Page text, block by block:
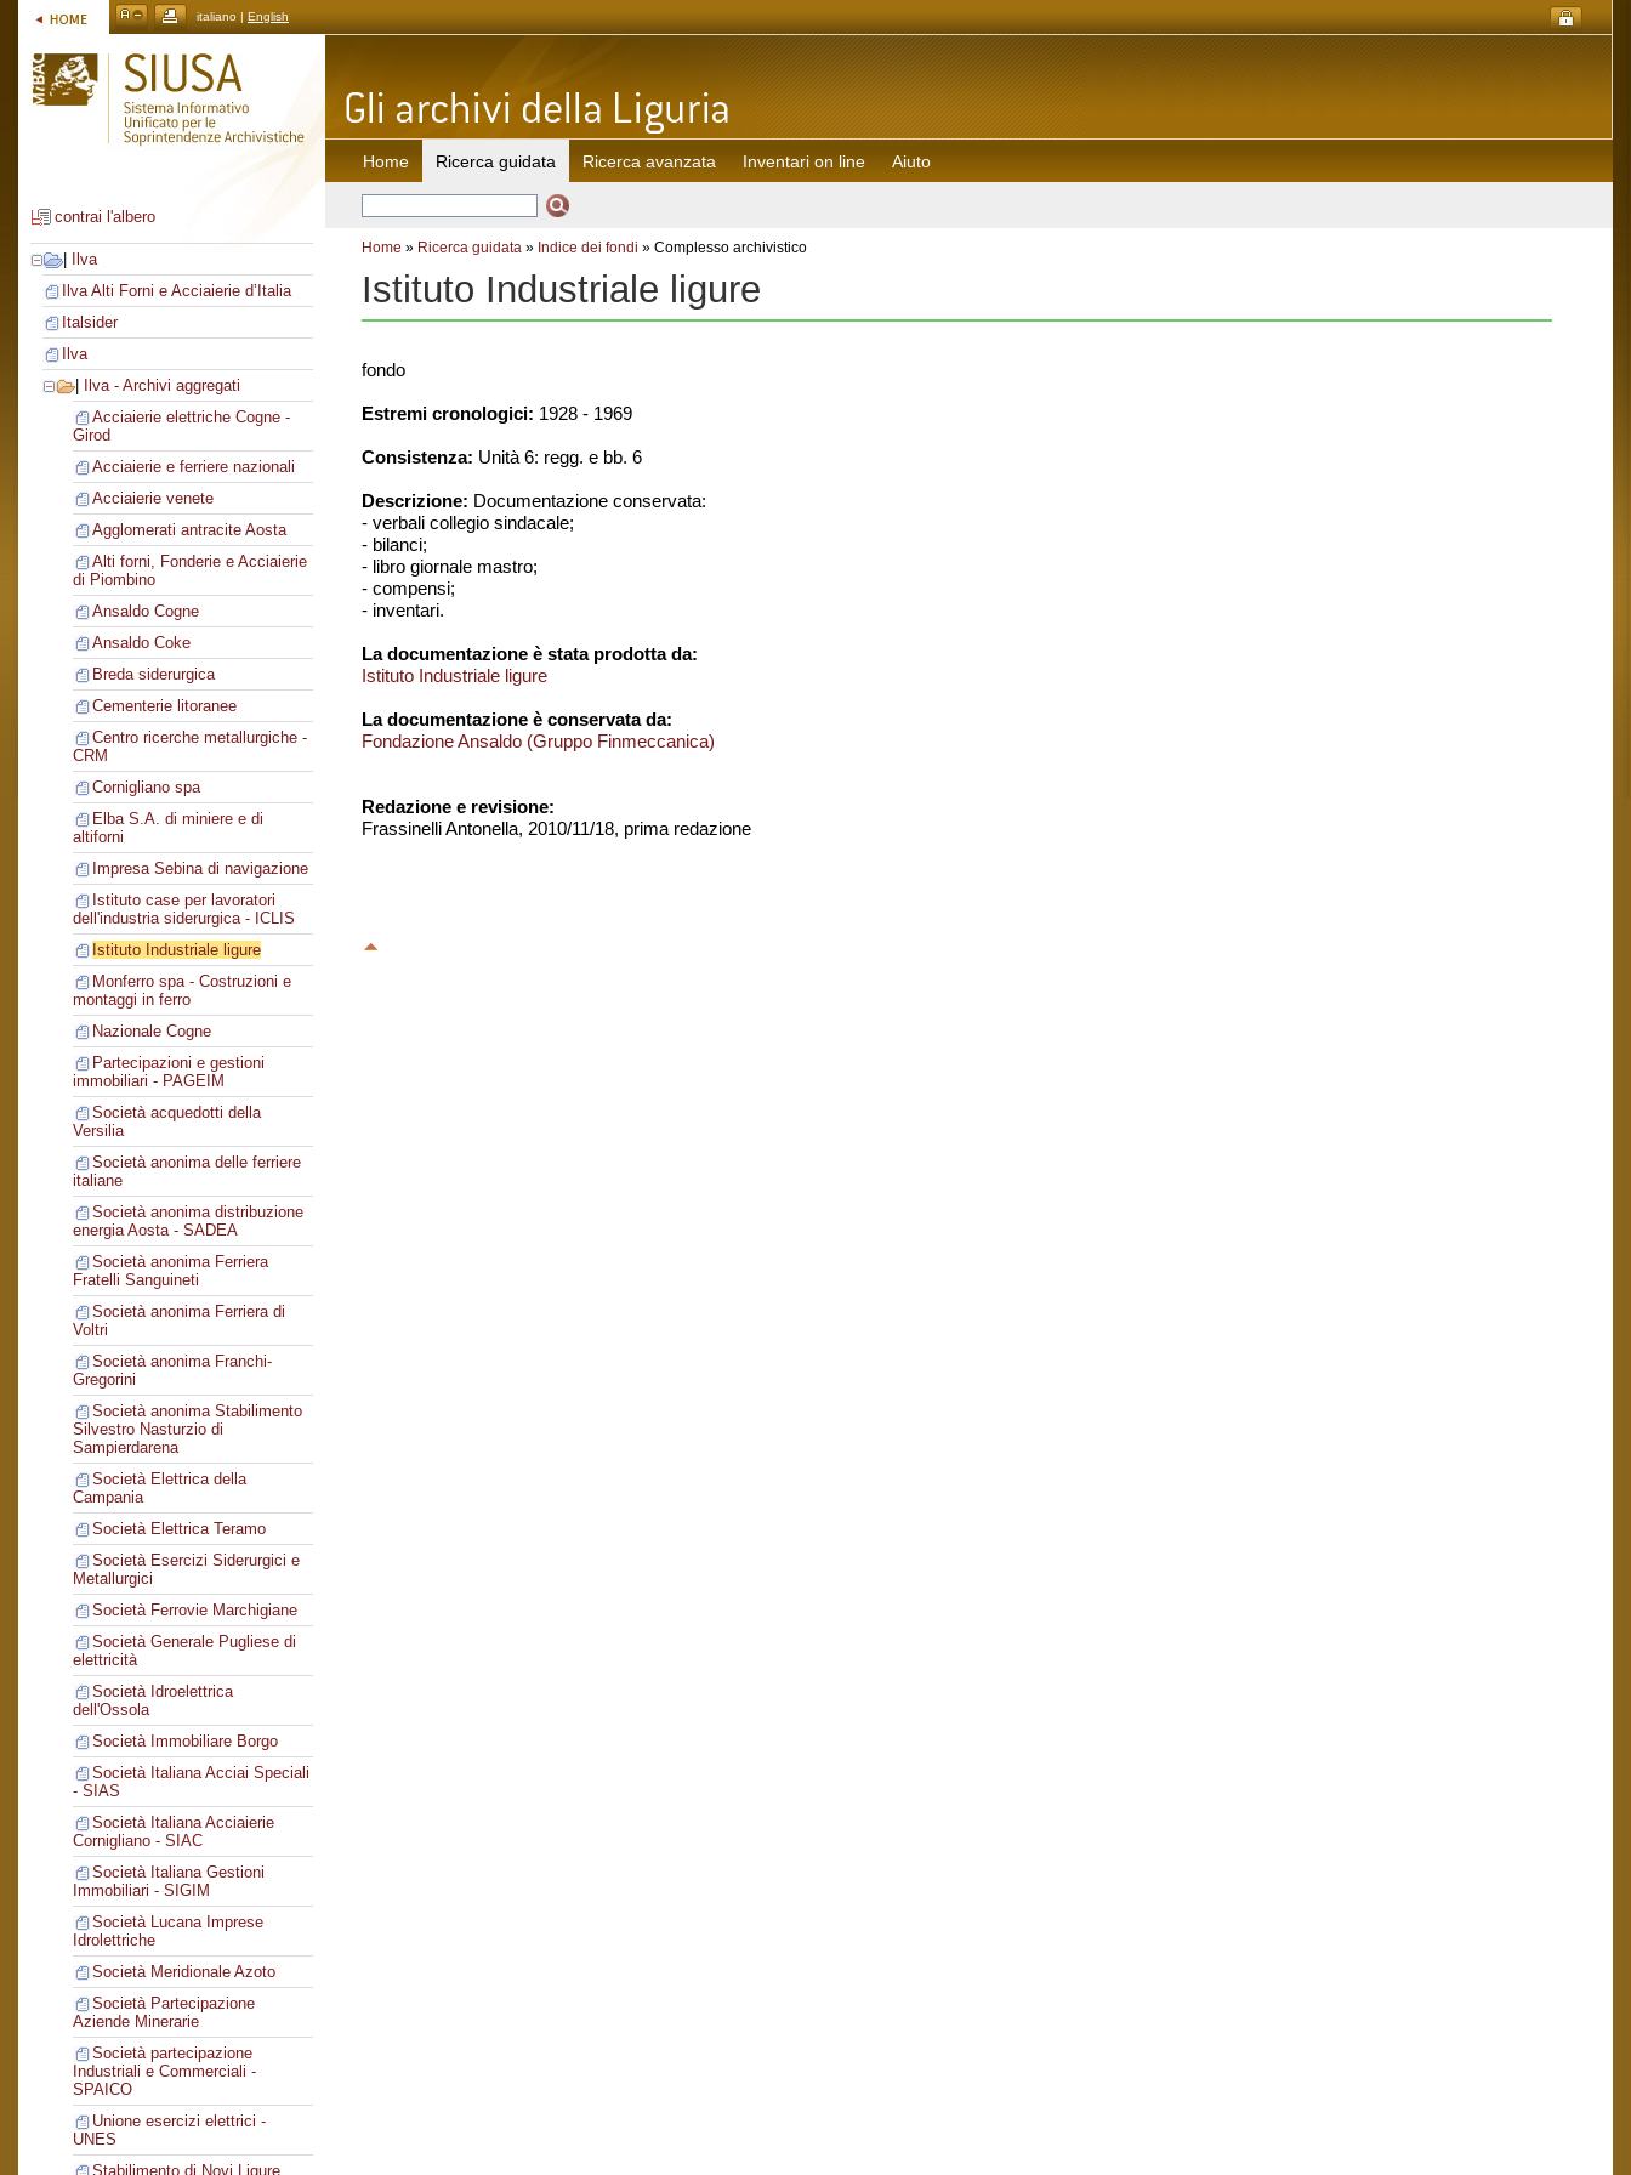
italiano | English
contrai l'albero
Ilva
Ilva Alti Forni e Acciaierie d’Italia
Italsider
Ilva
Ilva - Archivi aggregati
Acciaierie elettriche Cogne -
Girod
Acciaierie e ferriere nazionali
Acciaierie venete
Agglomerati antracite Aosta
Alti forni, Fonderie e Acciaierie
di Piombino
Ansaldo Cogne
Ansaldo Coke
Breda siderurgica
Cementerie litoranee
Centro ricerche metallurgiche -
CRM
Cornigliano spa
Elba S.A. di miniere e di
altiforni
Impresa Sebina di navigazione
Istituto case per lavoratori
dell'industria siderurgica - ICLIS
Istituto Industriale ligure
Monferro spa - Costruzioni e
montaggi in ferro
Nazionale Cogne
Partecipazioni e gestioni
immobiliari - PAGEIM
Società acquedotti della
Versilia
Società anonima delle ferriere
italiane
Società anonima distribuzione
energia Aosta - SADEA
Società anonima Ferriera
Fratelli Sanguineti
Società anonima Ferriera di
Voltri
Società anonima Franchi-
Gregorini
Società anonima Stabilimento
Silvestro Nasturzio di
Sampierdarena
Società Elettrica della
Campania
Società Elettrica Teramo
Società Esercizi Siderurgici e
Metallurgici
Società Ferrovie Marchigiane
Società Generale Pugliese di
elettricità
Società Idroelettrica
dell'Ossola
Società Immobiliare Borgo
Società Italiana Acciai Speciali
- SIAS
Società Italiana Acciaierie
Cornigliano - SIAC
Società Italiana Gestioni
Immobiliari - SIGIM
Società Lucana Imprese
Idrolettriche
Società Meridionale Azoto
Società Partecipazione
Aziende Minerarie
Società partecipazione
Industriali e Commerciali -
SPAICO
Unione esercizi elettrici -
UNES
Stabilimento di Novi Ligure
Home Ricerca guidata Ricerca avanzata Inventari on line Aiuto
Home » Ricerca guidata » Indice dei fondi » Complesso archivistico
Istituto Industriale ligure
fondo
Estremi cronologici: 1928 - 1969
Consistenza: Unità 6: regg. e bb. 6
Descrizione: Documentazione conservata:
- verbali collegio sindacale;
- bilanci;
- libro giornale mastro;
- compensi;
- inventari.
La documentazione è stata prodotta da:
Istituto Industriale ligure
La documentazione è conservata da:
Fondazione Ansaldo (Gruppo Finmeccanica)
Redazione e revisione:
Frassinelli Antonella, 2010/11/18, prima redazione